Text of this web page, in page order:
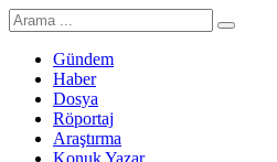
Gündem
Haber
Dosya
Röportaj
Araştırma
Konuk Yazar